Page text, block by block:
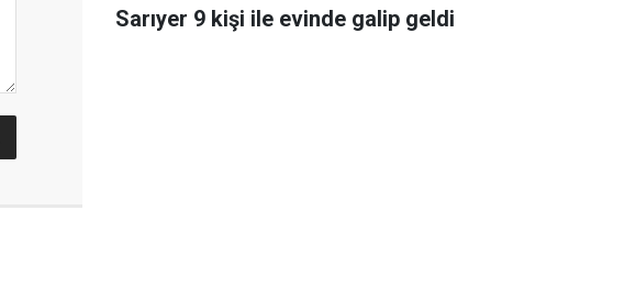
Sarıyer 9 kişi ile evinde galip geldi